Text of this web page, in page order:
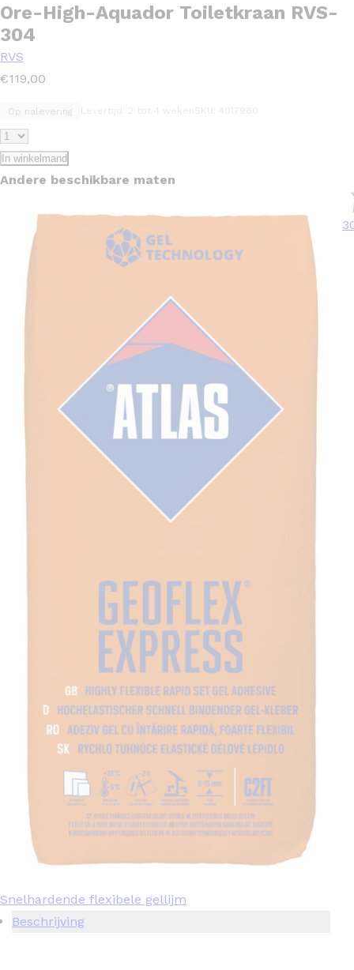
Ore-High-Aquador Toiletkraan RVS-
304
RVS
€119,00
Op nalevering
In winkelmand
Andere beschikbare maten
Snelhardende flexibele gellijm
Beschrijving